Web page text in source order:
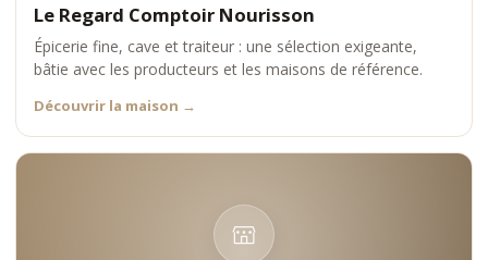
Le Regard Comptoir Nourisson
Épicerie fine, cave et traiteur : une sélection exigeante,
bâtie avec les producteurs et les maisons de référence.
Découvrir la maison →